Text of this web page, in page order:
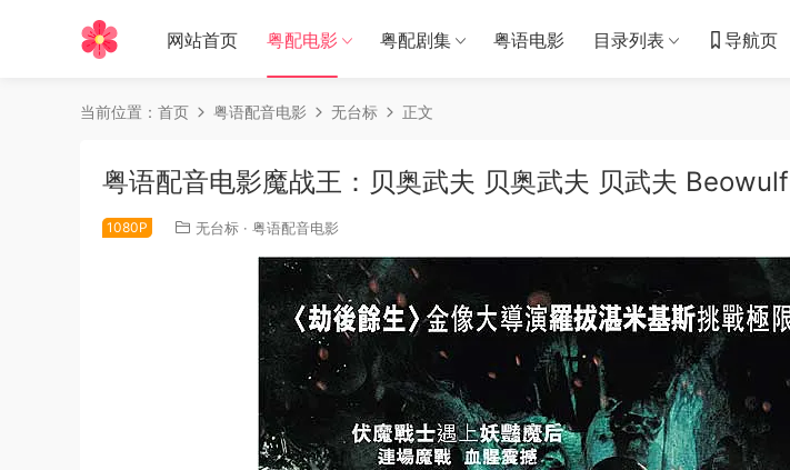
网站首页 粤配电影 粤配剧集 粤语电影 目录列表 导航页
当前位置： 首页 粤语配音电影 无台标 正文
粤语配音电影魔战王：贝奥武夫 贝奥武夫 贝武夫 Beowulf
1080P 无台标 · 粤语配音电影